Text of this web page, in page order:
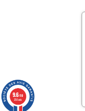
9.6/10
250 avis